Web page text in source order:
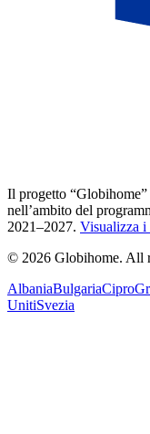
Il progetto
nell’ambito del
2021–2027. Visualizza i
© 2026 Globihome. All
AlbaniaBulgariaCipro
UnitiSvezia